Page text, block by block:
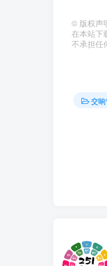
© 版权声
在本站下
不承担任
交